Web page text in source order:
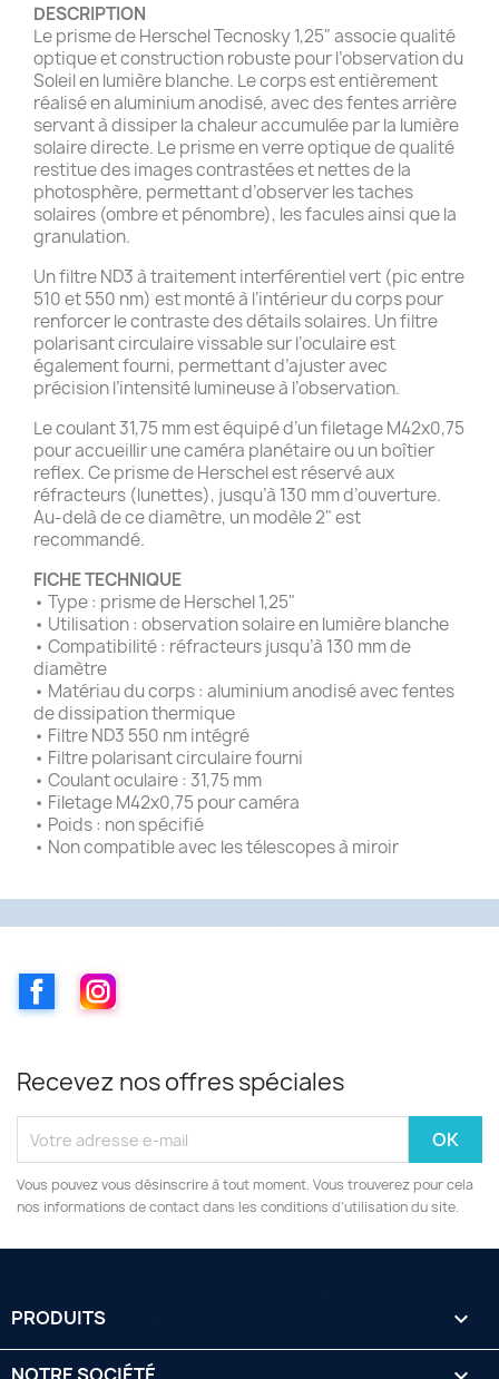
DESCRIPTION
Le prisme de Herschel Tecnosky 1,25" associe qualité
optique et construction robuste pour l’observation du
Soleil en lumière blanche. Le corps est entièrement
réalisé en aluminium anodisé, avec des fentes arrière
servant à dissiper la chaleur accumulée par la lumière
solaire directe. Le prisme en verre optique de qualité
restitue des images contrastées et nettes de la
photosphère, permettant d’observer les taches
solaires (ombre et pénombre), les facules ainsi que la
granulation.
Un filtre ND3 à traitement interférentiel vert (pic entre
510 et 550 nm) est monté à l’intérieur du corps pour
renforcer le contraste des détails solaires. Un filtre
polarisant circulaire vissable sur l’oculaire est
également fourni, permettant d’ajuster avec
précision l’intensité lumineuse à l’observation.
Le coulant 31,75 mm est équipé d’un filetage M42x0,75
pour accueillir une caméra planétaire ou un boîtier
reflex. Ce prisme de Herschel est réservé aux
réfracteurs (lunettes), jusqu’à 130 mm d’ouverture.
Au-delà de ce diamètre, un modèle 2" est
recommandé.
FICHE TECHNIQUE
• Type : prisme de Herschel 1,25"
• Utilisation : observation solaire en lumière blanche
• Compatibilité : réfracteurs jusqu’à 130 mm de
diamètre
• Matériau du corps : aluminium anodisé avec fentes
de dissipation thermique
• Filtre ND3 550 nm intégré
• Filtre polarisant circulaire fourni
• Coulant oculaire : 31,75 mm
• Filetage M42x0,75 pour caméra
• Poids : non spécifié
• Non compatible avec les télescopes à miroir
FacebookInstagram
Recevez nos offres spéciales
Vous pouvez vous désinscrire à tout moment. Vous trouverez pour cela
nos informations de contact dans les conditions d'utilisation du site.
PRODUITS 